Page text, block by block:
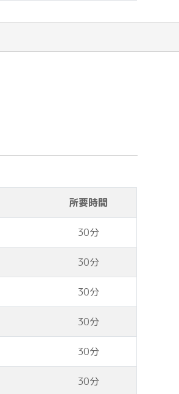
所要時間
30分
30分
30分
30分
30分
30分